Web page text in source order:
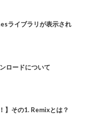
ライブラリが表示され
ロードについて
】その1. Remixとは？